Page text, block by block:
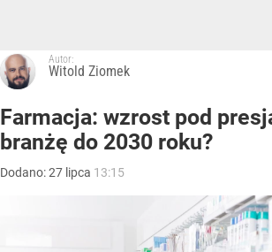
Autor:
Witold Ziomek
Farmacja: wzrost pod
branżę do 2030 roku?
Dodano:27 lipca 13:15